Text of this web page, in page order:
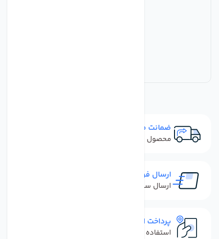
ضمانت مرجوعی
محصول نباید آسیب دیده باشد
ارسال فوری
ارسال سفارش در کمترین زمان ممکن
پرداخت امن
استفاده از روش‌های پرداخت امن